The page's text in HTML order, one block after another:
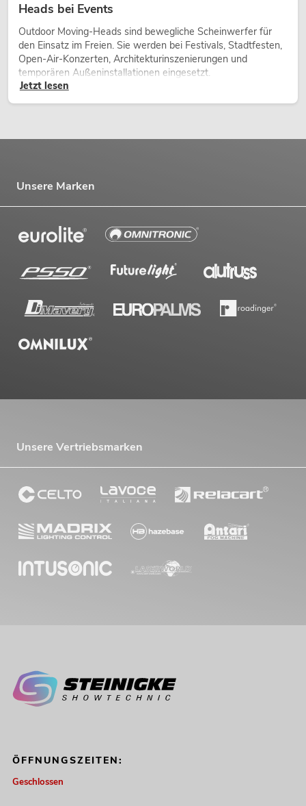
Heads bei Events
Outdoor Moving-Heads sind bewegliche Scheinwerfer für
den Einsatz im Freien. Sie werden bei Festivals, Stadtfesten,
Open-Air-Konzerten, Architekturinszenierungen und
temporären Außeninstallationen eingesetzt.
Jetzt lesen
Unsere Marken
Unsere Vertriebsmarken
ÖFFNUNGSZEITEN:
Geschlossen